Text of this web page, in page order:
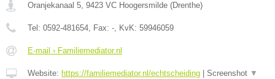
Oranjekanaal 5, 9423 VC Hoogersmilde (Drenthe)
Tel: 0592-481654, Fax: -, KvK: 59946059
E-mail › Familiemediator.nl
Website: https://familiemediator.nl/echtscheiding Screenshot ▼